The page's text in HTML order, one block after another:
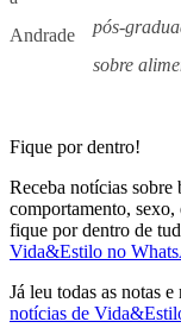
pós-
sobre
Fique por dentro!
Receba notícias sobre
comportamento,
fique por dentro de
Vida&Estilo no
Já leu todas as notas
notícias de